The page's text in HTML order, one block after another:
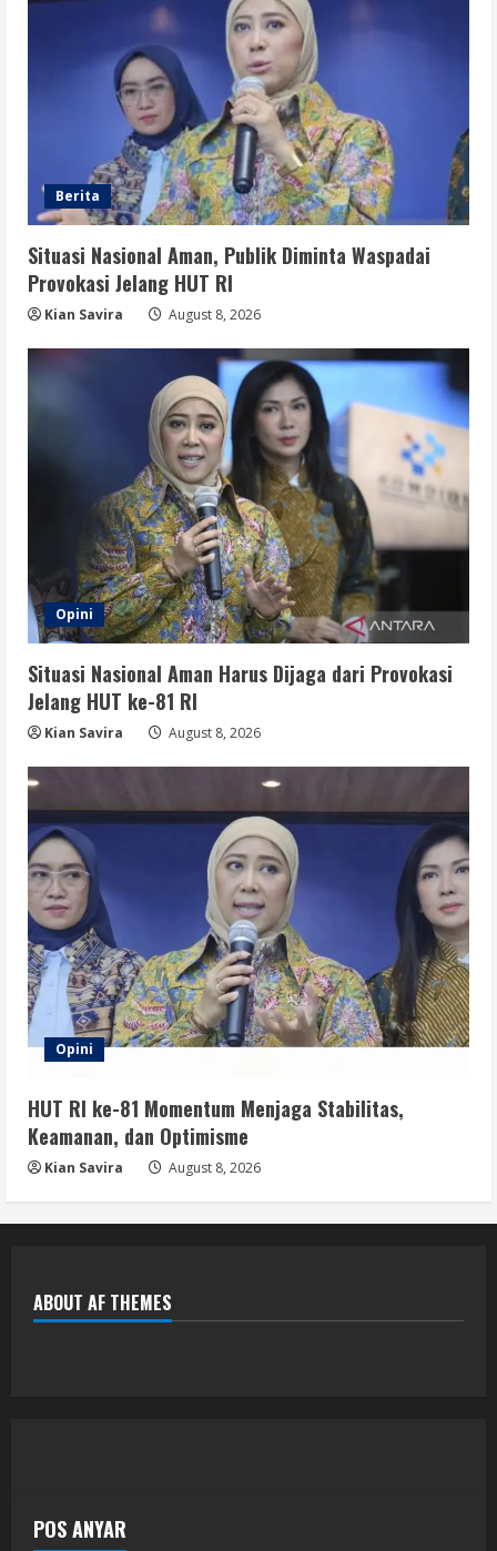
Berita
Situasi Nasional Aman, Publik Diminta Waspadai
Provokasi Jelang HUT RI
Kian Savira August 8, 2026
Opini
Situasi Nasional Aman Harus Dijaga dari Provokasi
Jelang HUT ke-81 RI
Kian Savira August 8, 2026
Opini
HUT RI ke-81 Momentum Menjaga Stabilitas,
Keamanan, dan Optimisme
Kian Savira August 8, 2026
ABOUT AF THEMES
POS ANYAR